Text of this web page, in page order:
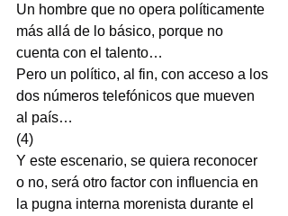
Un hombre que no opera políticamente
más allá de lo básico, porque no
cuenta con el talento…
Pero un político, al fin, con acceso a los
dos números telefónicos que mueven
al país…
(4)
Y este escenario, se quiera reconocer
o no, será otro factor con influencia en
la pugna interna morenista durante el